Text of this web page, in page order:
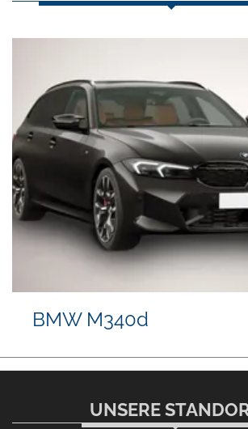
BMW M340d
UNSERE